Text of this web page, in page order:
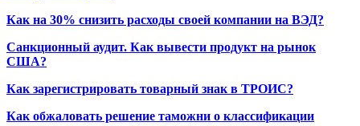
Как на 30% снизить расходы своей компании на ВЭД?
Санкционный аудит. Как вывести продукт на рынок
США?
Как зарегистрировать товарный знак в ТРОИС?
Как обжаловать решение таможни о классификации